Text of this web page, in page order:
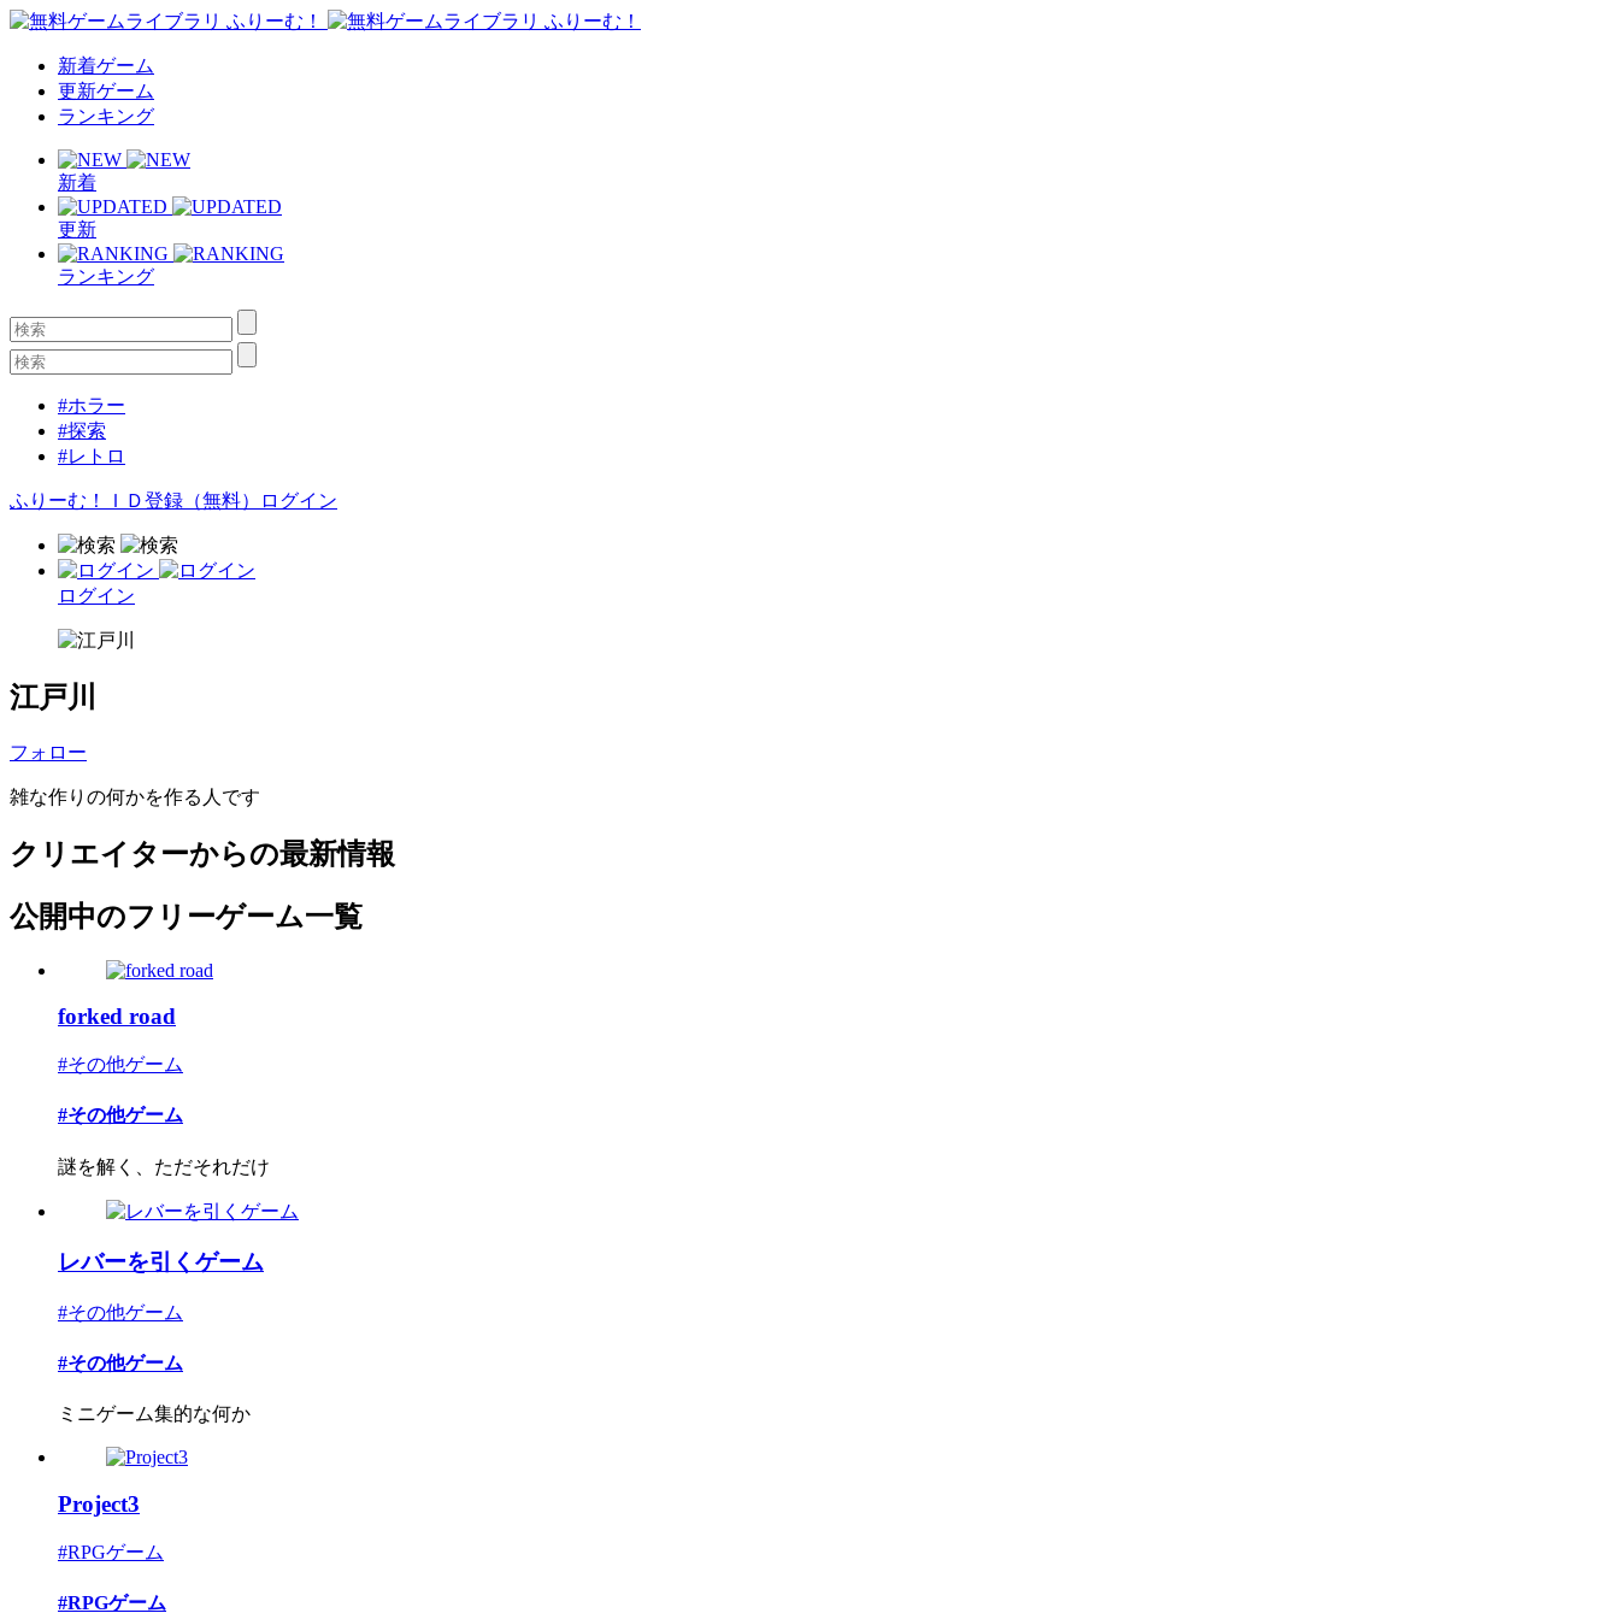
新着ゲーム
更新ゲーム
ランキング
新着
更新
ランキング
#ホラー
#探索
#レトロ
ふりーむ！ＩＤ登録（無料） ログイン
ログイン
江戸川
フォロー
雑な作りの何かを作る人です
クリエイターからの最新情報
公開中のフリーゲーム一覧
forked road
#その他ゲーム
#その他ゲーム
謎を解く、ただそれだけ
レバーを引くゲーム
#その他ゲーム
#その他ゲーム
ミニゲーム集的な何か
Project3
#RPGゲーム
#RPGゲーム